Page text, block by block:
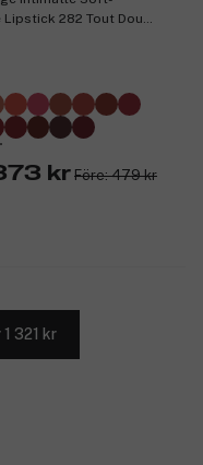
282 Tout Doux
krFöre: 479 kr
321 kr